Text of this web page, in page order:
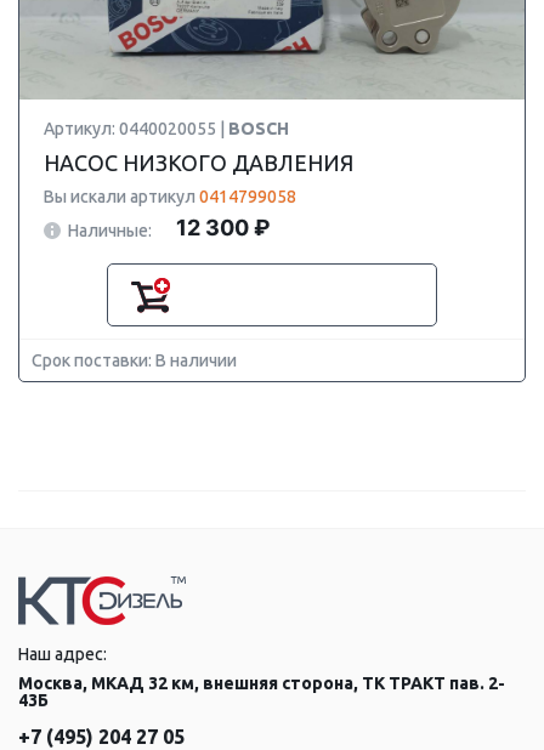
Артикул: 0440020055 | BOSCH
НАСОС НИЗКОГО ДАВЛЕНИЯ
Вы искали артикул 0414799058
Наличные:
12 300 ₽
Срок поставки: В наличии
Наш адрес:
Москва, МКАД 32 км, внешняя сторона, ТК ТРАКТ пав. 2-
43Б
+7 (495) 204 27 05